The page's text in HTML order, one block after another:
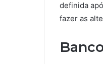
definida
fazer as